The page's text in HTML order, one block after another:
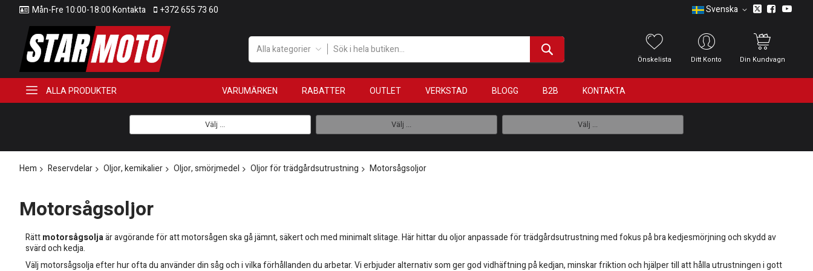
Mån-Fre 10:00-18:00 Kontakta +372 655 73 60 Svenska
Alla kategorier
Önskelista Ditt Konto Din Kundvagn
ALLA PRODUKTER VARUMÄRKEN RABATTER OUTLET VERKSTAD BLOGG B2B KONTAKTA
Välj ... Välj ... Välj ...
Hem Reservdelar Oljor, kemikalier Oljor, smörjmedel Oljor för trädgårdsutrustning Motorsågsoljor
Motorsågsoljor
Rättmotorsågsoljaär avgörande för att motorsågen ska gå jämnt, säkert och med minimalt slitage. Här hittar du oljor anpassade för trädgårdsutrustning med fokus på bra kedjesmörjning och skydd av
svärd och kedja.
Välj motorsågsolja efter hur ofta du använder din såg och i vilka förhållanden du arbetar. Vi erbjuder alternativ som ger god vidhäftning på kedjan, minskar friktion och hjälper till att hålla utrustningen i gott